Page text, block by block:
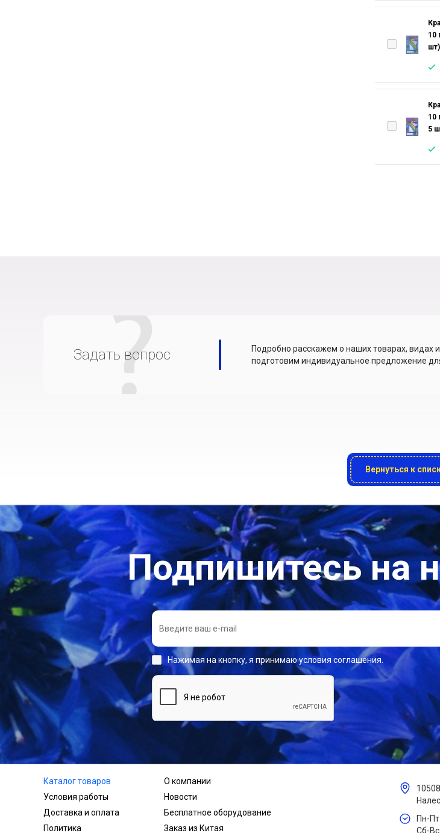
10
шт)
10
5
Задать вопрос
Подробно расскажем о наших товарах, видах
подготовим индивидуальное предложение
Вернуться к
Подпишитесь на
Нажимая на кнопку, я принимаю условия соглашения.
Каталог товаров
Условия работы
Доставка и оплата
Политика
О компании
Новости
Бесплатное оборудование
Заказ из Китая
Пн-
Сб-